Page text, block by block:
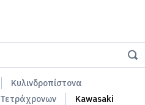
Κυλινδροπίστονα
Τετράχρονων Kawasaki